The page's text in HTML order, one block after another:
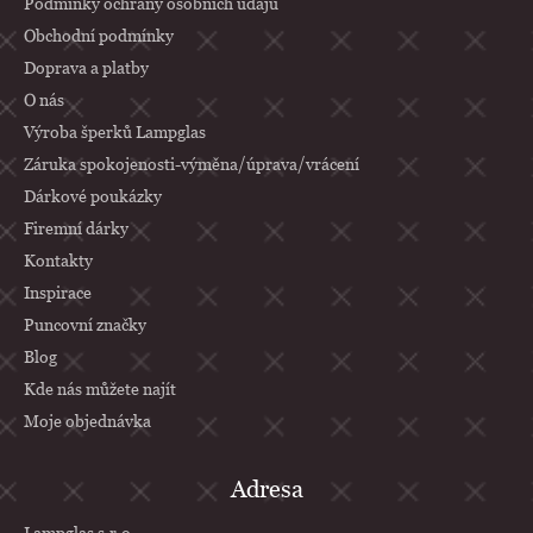
a
í
Obchodní podmínky
Doprava a platby
O nás
Výroba šperků Lampglas
Záruka spokojenosti-výměna/úprava/vrácení
Dárkové poukázky
Firemní dárky
Kontakty
Inspirace
Puncovní značky
Blog
Kde nás můžete najít
Moje objednávka
Adresa